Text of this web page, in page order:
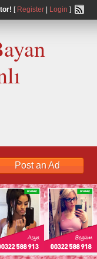
[ Register| Login ]
Post an Ad